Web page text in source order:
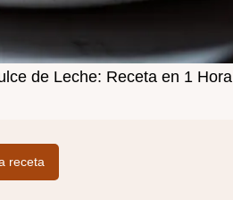
de Leche: Receta en 1 Hora
receta